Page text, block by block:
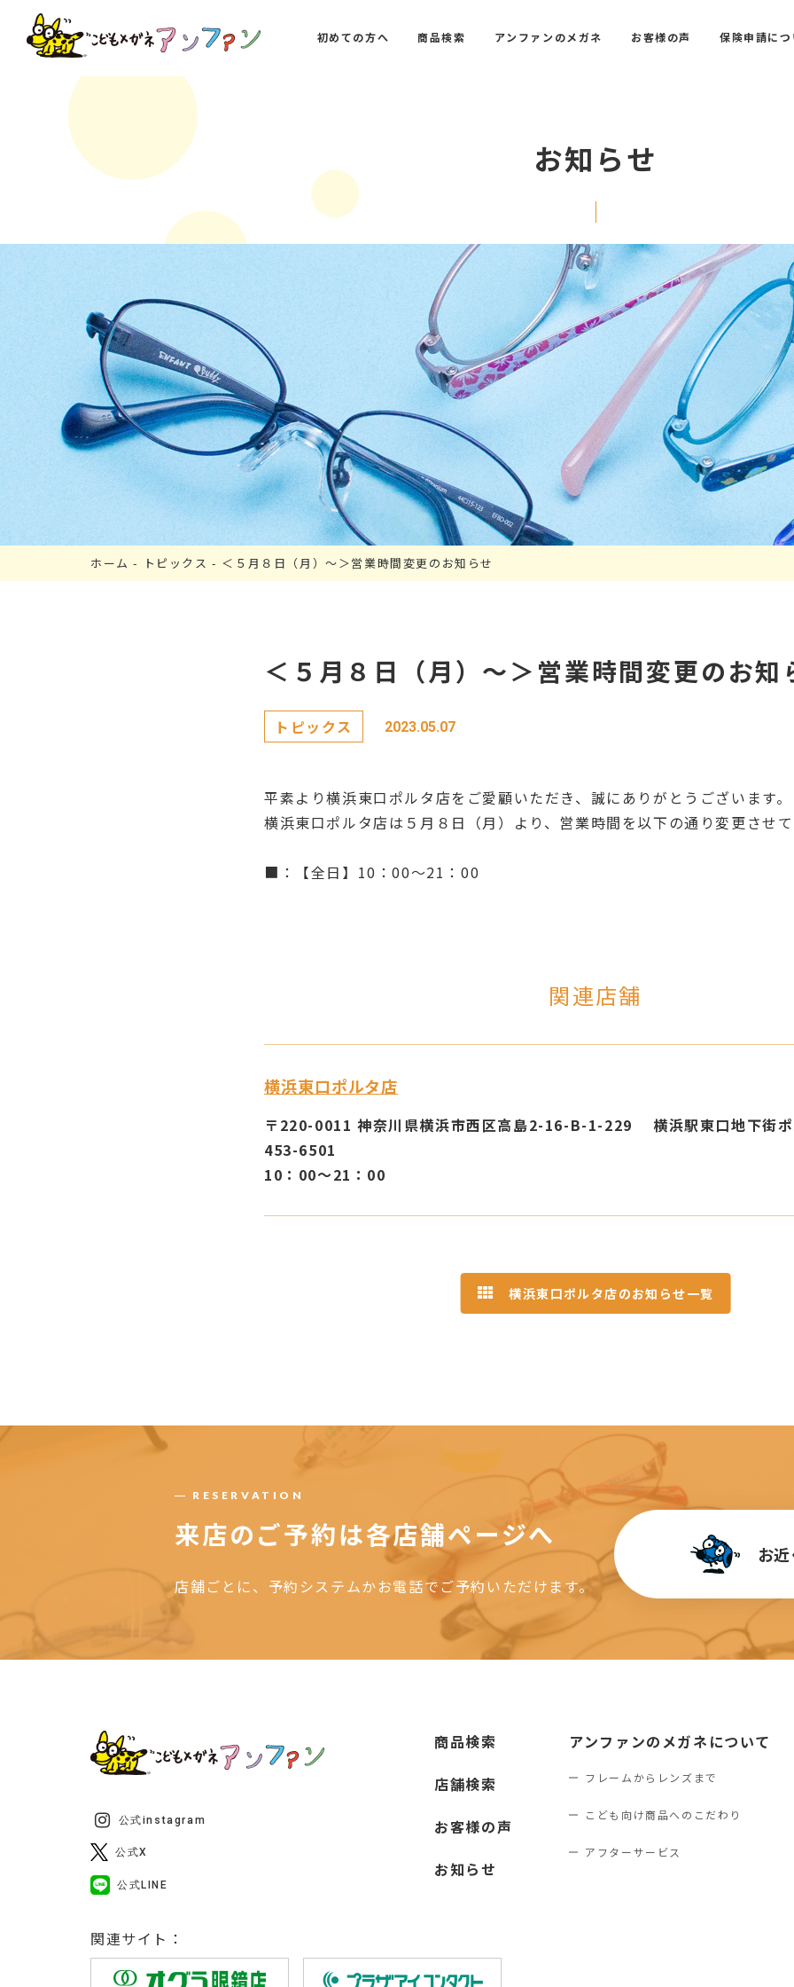
初めての方へ 商品検索 アンファンのメガネ お客様の声 保険申請に
お知らせ
ホーム - トピックス - ＜５月８日（月）～＞営業時間変更のお知らせ
＜５月８日（月）～＞営業時間変更のお知
トピックス 2023.05.07
平素より横浜東口ポルタ店をご愛顧いただき、誠にありがとうございます。
横浜東口ポルタ店は５月８日（月）より、営業時間を以下の通り変更させ
■：【全日】10：00～21：00
関連店舗
横浜東口ポルタ店
〒220-0011 神奈川県横浜市西区高島2-16-B-1-229 横浜駅東口地下
453-6501
10：00～21：00
横浜東口ポルタ店のお知らせ一覧
RESERVATION
来店のご予約は各店舗ページへ
店舗ごとに、予約システムかお電話で ご予約いただけます。
お
公式instagram
公式X
公式LINE
商品検索
店舗検索
お客様の声
お知らせ
アンファンのメガネについて
フレームからレンズまで
こども向け商品へのこだわり
アフターサービス
関連サイト：